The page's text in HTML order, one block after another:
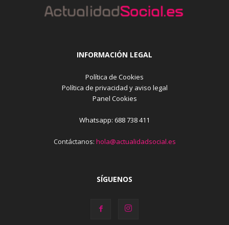
INFORMACIÓN LEGAL
Política de Cookies
Política de privacidad y aviso legal
Panel Cookies
Whatsapp: 688 738 411
Contáctanos: hola@actualidadsocial.es
SÍGUENOS